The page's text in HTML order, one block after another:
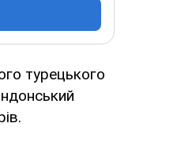
турецького